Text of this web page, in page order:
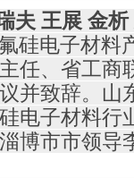
夫 王展 金
硅电子材料
任、省工商
并致辞。山
电子材料行
博市市领导